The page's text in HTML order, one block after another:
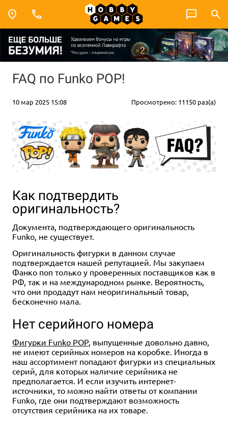
FAQ по Funko POP!
10 мар 2025 15:08 Просмотрено: 11150 раз(а)
Как подтвердить
оригинальность?
Документа, подтверждающего оригинальность
Funko, не существует.
Оригинальность фигурки в данном случае
подтверждается нашей репутацией. Мы закупаем
Фанко поп только у проверенных поставщиков как в
РФ, так и на международном рынке. Вероятность,
что они продадут нам неоригинальный товар,
бесконечно мала.
Нет серийного номера
Фигурки Funko POP, выпущенные довольно давно,
не имеют серийных номеров на коробке. Иногда в
наш ассортимент попадают фигурки из специальных
серий, для которых наличие серийника не
предполагается. И если изучить интернет-
источники, то можно найти ответы от компании
Funko, где они подтверждают возможность
отсутствия серийника на их товаре.